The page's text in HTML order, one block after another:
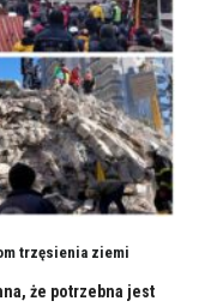
trzęsienia ziemi
że potrzebna jest